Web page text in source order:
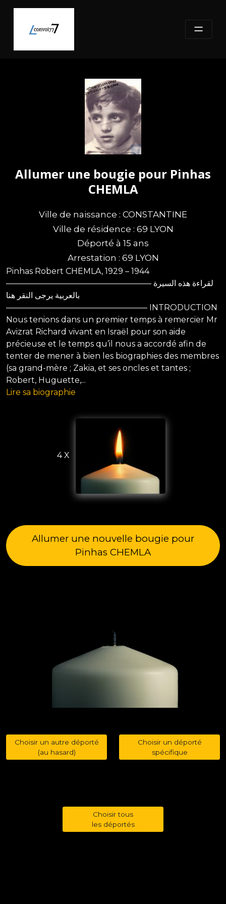
content
Allumer une bougie pour Pinhas
CHEMLA
Ville de naissance : CONSTANTINE
Ville de résidence : 69 LYON
Déporté à 15 ans
Arrestation : 69 LYON
Pinhas Robert CHEMLA, 1929 – 1944
—————————————————— لقراءة هذه السيرة
بالعربية يرجى النقر هنا
—————————————————– INTRODUCTION
Nous tenions dans un premier temps à remercier Mr
Avizrat Richard vivant en Israël pour son aide
précieuse et le temps qu’il nous a accordé afin de
tenter de mener à bien les biographies des membres
(sa grand-mère ; Zakia, et ses oncles et tantes ;
Robert, Huguette,...
Lire sa biographie
4 X
Allumer une nouvelle bougie pour
Pinhas CHEMLA
Choisir un autre déporté
(au hasard)
Choisir un déporté
spécifique
Choisir tous
les déportés